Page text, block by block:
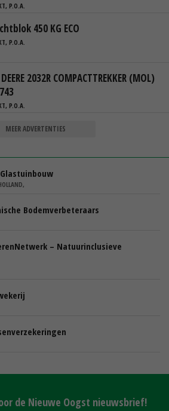
P.O.A.
450 KG ECO
P.O.A.
2032R COMPACTTREKKER (MOL)
P.O.A.
MEER ADVERTENTIES
Bodemverbeteraars
– Natuurinclusieve
de Nieuwe Oogst nieuwsbrief!